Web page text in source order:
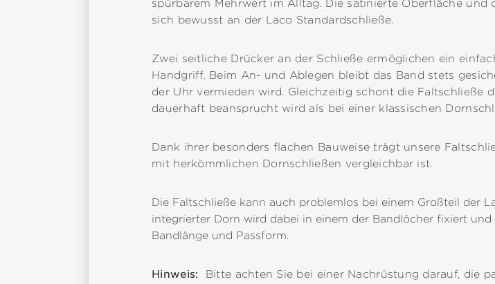
spürbarem Mehrwert im Alltag. Die satinierte Oberfläche
sich bewusst an der Laco Standardschließe.
Zwei seitliche Drücker an der Schließe ermöglichen ein
Handgriff. Beim An- und Ablegen bleibt das Band stets
der Uhr vermieden wird. Gleichzeitig schont die Faltschließe
dauerhaft beansprucht wird als bei einer klassischen
Dank ihrer besonders flachen Bauweise trägt unsere
mit herkömmlichen Dornschließen vergleichbar ist.
Die Faltschließe kann auch problemlos bei einem Großteil der
integrierter Dorn wird dabei in einem der Bandlöcher fixiert
Bandlänge und Passform.
Hinweis:
Bitte achten Sie bei einer Nachrüstung darauf, die